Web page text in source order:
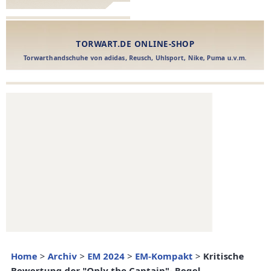
Home > Archiv > EM 2024 > EM-Kompakt > Kritische